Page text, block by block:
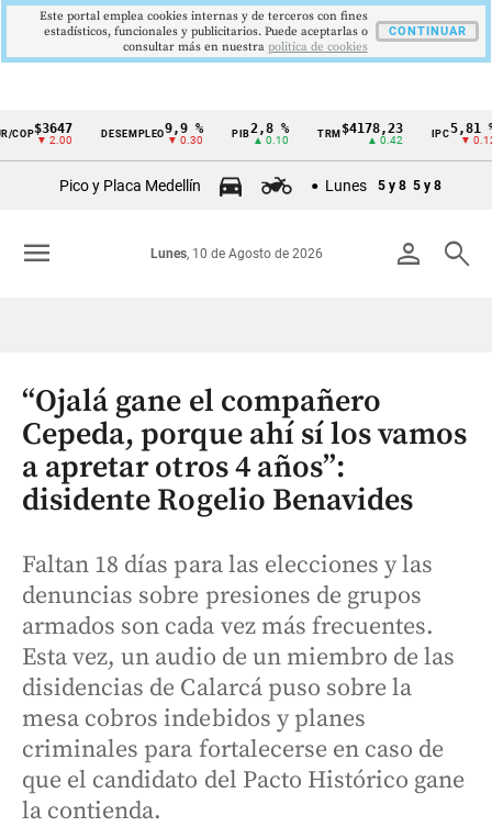
Cintillo
Colombia
2.00
DESEMPLEO9,9 %
▼ 0.30
PIB 2,8 %
▲ 0.10
TRM $4178,23
▲ 0.42
IPC 5,81 %
▼ 0.12
Pico y Placa Medellín Lunes 5 y 8 5 y 8
person search
Lunes, 10 de Agosto de 2026
menu
“Ojalá gane el compañero
Cepeda, porque ahí sí los vamos
a apretar otros 4 años”:
disidente Rogelio Benavides
Faltan 18 días para las elecciones y las
denuncias sobre presiones de grupos
armados son cada vez más frecuentes.
Esta vez, un audio de un miembro de las
disidencias de Calarcá puso sobre la
mesa cobros indebidos y planes
criminales para fortalecerse en caso de
que el candidato del Pacto Histórico gane
la contienda.
Este portal emplea cookies internas y de terceros con fines
estadísticos, funcionales y publicitarios. Puede aceptarlas o
consultar más en nuestra politica de cookies
CONTINUAR